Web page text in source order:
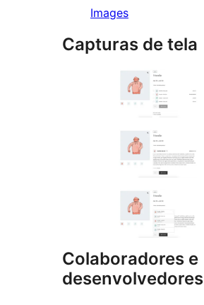
Images
Capturas de tela
Colaboradores e
desenvolvedores